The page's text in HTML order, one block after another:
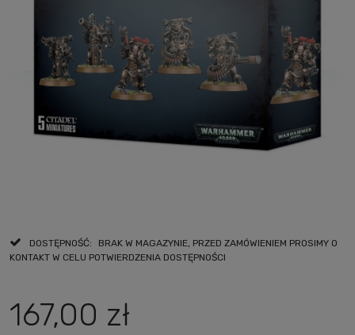
DOSTĘPNOŚĆ:
BRAK W MAGAZYNIE, PRZED ZAMÓWIENIEM PROSIMY O
KONTAKT W CELU POTWIERDZENIA DOSTĘPNOŚCI
167,00 zł